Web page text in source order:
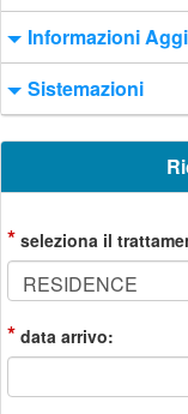
Informazioni
Sistemazioni
* seleziona il
* data arrivo: